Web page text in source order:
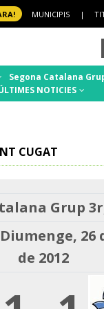
MUNICIPIS |
Segona Catalana
NOTICIES
CUGAT
Grup
Diumenge, 26
de 2012